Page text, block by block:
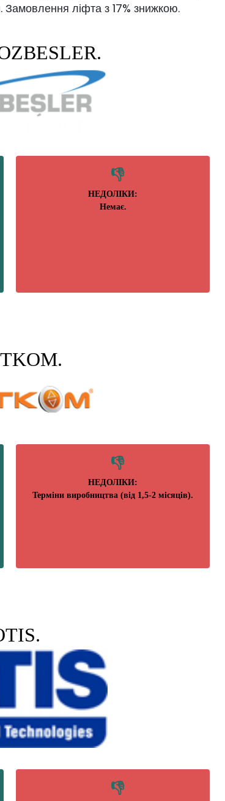
Замовлення ліфта з 17% знижкою.
НЕДОЛІКИ:
Немає.
НЕДОЛІКИ:
Терміни виробництва (від 1,5-2 місяців).